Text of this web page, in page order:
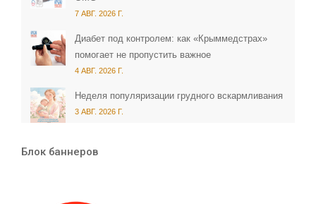
7 АВГ. 2026 Г.
Диабет под контролем: как «Крыммедстрах»
помогает не пропустить важное
4 АВГ. 2026 Г.
Неделя популяризации грудного вскармливания
3 АВГ. 2026 Г.
Блок баннеров